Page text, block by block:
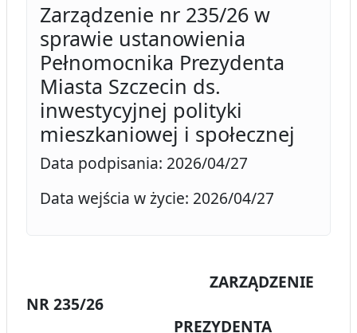
Zarządzenie nr 235/26 w
sprawie ustanowienia
Pełnomocnika Prezydenta
Miasta Szczecin ds.
inwestycyjnej polityki
mieszkaniowej i społecznej
Data podpisania: 2026/04/27
Data wejścia w życie: 2026/04/27
ZARZĄDZENIE
NR 235/26
PREZYDENTA